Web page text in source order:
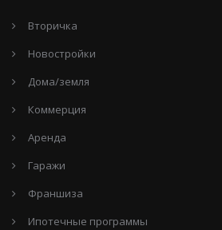
Вторичка
Новостройки
Дома/земля
Коммерция
Аренда
Гаражи
Франшиза
Ипотечные программы